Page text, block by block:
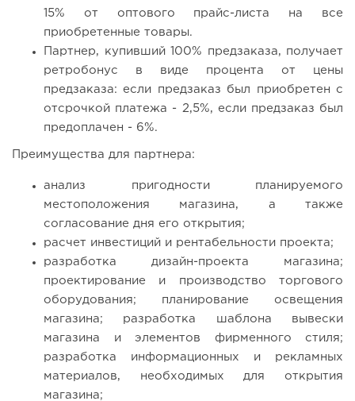
15% от оптового прайс-листа на все
приобретенные товары.
Партнер, купивший 100% предзаказа, получает
ретробонус в виде процента от цены
предзаказа: если предзаказ был приобретен с
отсрочкой платежа - 2,5%, если предзаказ был
предоплачен - 6%.
Преимущества для партнера:
анализ пригодности планируемого
местоположения магазина, а также
согласование дня его открытия;
расчет инвестиций и рентабельности проекта;
разработка дизайн-проекта магазина;
проектирование и производство торгового
оборудования; планирование освещения
магазина; разработка шаблона вывески
магазина и элементов фирменного стиля;
разработка информационных и рекламных
материалов, необходимых для открытия
магазина;